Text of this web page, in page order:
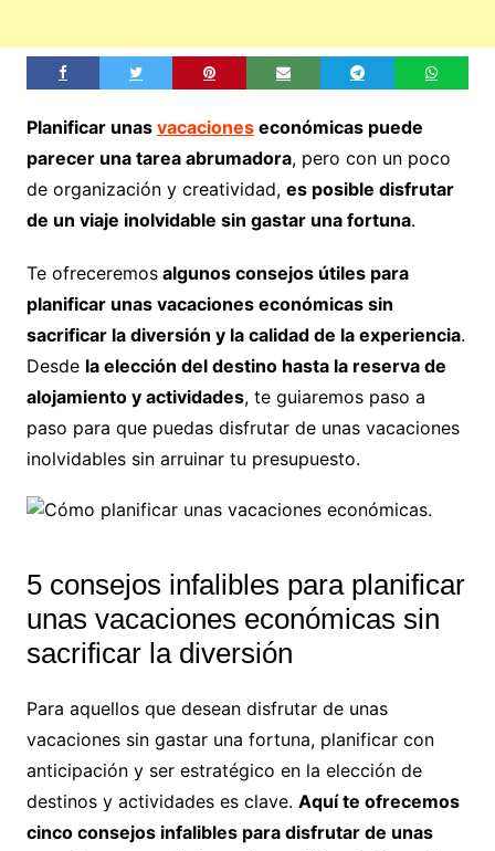
Planificar unas vacacioneseconómicas puede
parecer una tarea abrumadora, pero con un poco
de organización y creatividad, es posible disfrutar
de un viaje inolvidable sin gastar una fortuna.
Te ofreceremosalgunos consejos útiles para
planificar unas vacaciones económicas sin
sacrificar la diversión y la calidad de la experiencia.
Desde la elección del destino hasta la reserva de
alojamiento y actividades, te guiaremos paso a
paso para que puedas disfrutar de unas vacaciones
inolvidables sin arruinar tu presupuesto.
5 consejos infalibles para planificar
unas vacaciones económicas sin
sacrificar la diversión
Para aquellos que desean disfrutar de unas
vacaciones sin gastar una fortuna, planificar con
anticipación y ser estratégico en la elección de
destinos y actividades es clave. Aquí te ofrecemos
cinco consejos infalibles para disfrutar de unas